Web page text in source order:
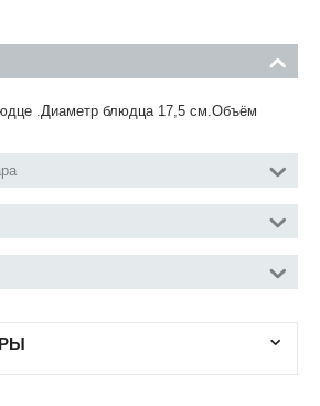
.Диаметр блюдца 17,5 см.Объём